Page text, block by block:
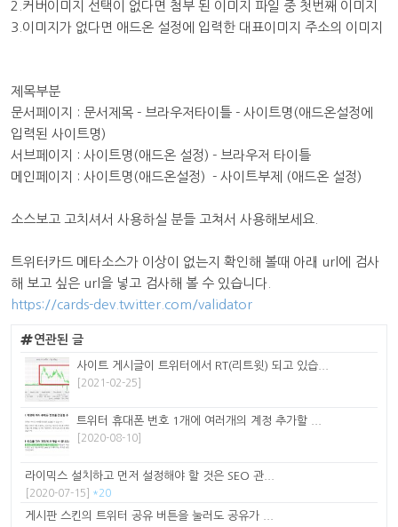
2.커버이미지 선택이 없다면 첨부 된 이미지 파일 중 첫번째 이미지
3.이미지가 없다면 애드온 설정에 입력한 대표이미지 주소의 이미지
제목부분
문서페이지 : 문서제목 - 브라우저타이틀 - 사이트명(애드온설정에
입력된 사이트명)
서브페이지 : 사이트명(애드온 설정) - 브라우저 타이틀
메인페이지 : 사이트명(애드온설정) - 사이트부제 (애드온 설정)
소스보고 고치셔서 사용하실 분들 고쳐서 사용해보세요.
트위터카드 메타소스가 이상이 없는지 확인해 볼때 아래 url에 검사
해 보고 싶은 url을 넣고 검사해 볼 수 있습니다.
https://cards-dev.twitter.com/validator
연관된 글
사이트 게시글이 트위터에서 RT(리트윗) 되고 있습...
[2021-02-25]
트위터 휴대폰 번호 1개에 여러개의 계정 추가할 ...
[2020-08-10]
라이믹스 설치하고 먼저 설정해야 할 것은 SEO 관...
[2020-07-15] *20
게시판 스킨의 트위터 공유 버튼을 눌러도 공유가 ...